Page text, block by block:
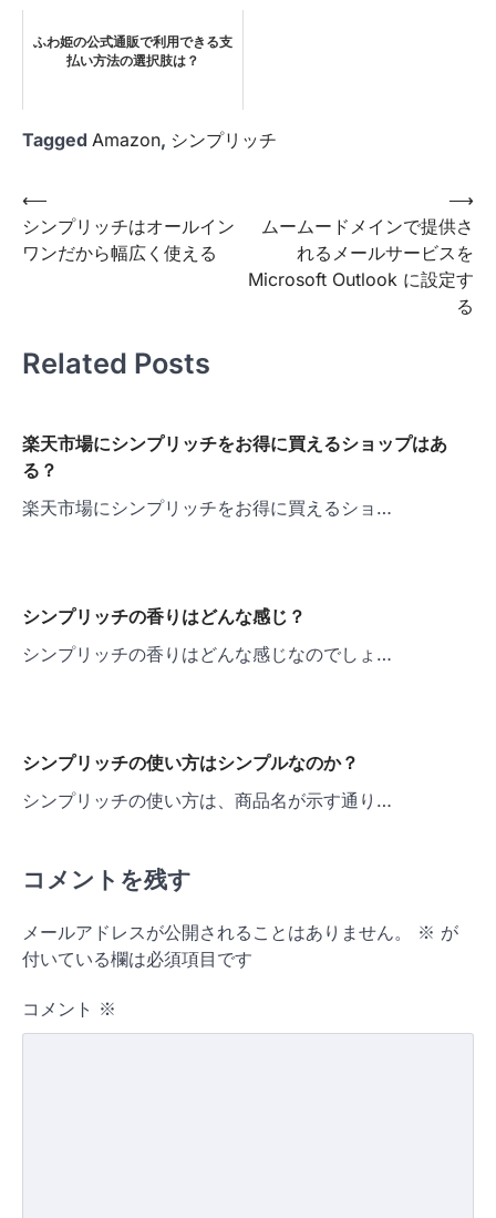
ふわ姫の公式通販で利用できる支
払い方法の選択肢は？
Tagged Amazon, シンプリッチ
投
稿
ナ
ー
ョ
ン
⟵
シンプリッチはオールイン
ワンだから幅広く使える
ムームードメインで提供さ
れるメールサービスを
Microsoft Outlook に設定す
る
⟶
Related Posts
楽天市場にシンプリッチをお得に買えるショップはあ
る？
楽天市場にシンプリッチをお得に買えるショ…
シンプリッチの香りはどんな感じ？
シンプリッチの香りはどんな感じなのでしょ…
シンプリッチの使い方はシンプルなのか？
シンプリッチの使い方は、商品名が示す通り…
コメントを残す
メールアドレスが公開されることはありません。 ※ が
付いている欄は必須項目です
コメント ※